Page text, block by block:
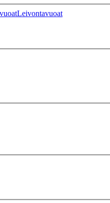
Leivontavuoat